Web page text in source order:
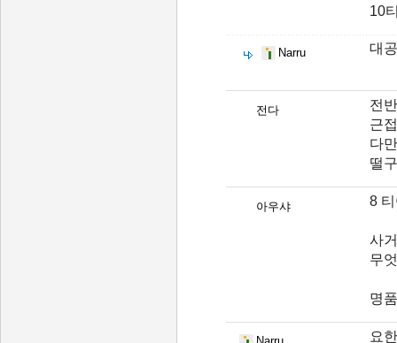
10
Narru 대
전다
전
근
다
떨
아우샤 8
사
무
명
요